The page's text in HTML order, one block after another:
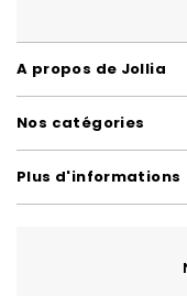
A propos de Jollia
Nos catégories
Plus d'informations